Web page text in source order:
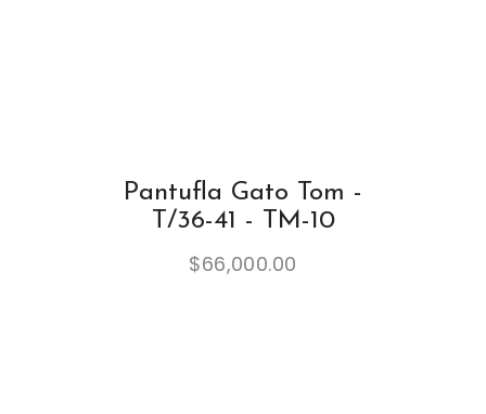
Pantufla Gato Tom -
T/36-41 - TM-10
$66,000.00